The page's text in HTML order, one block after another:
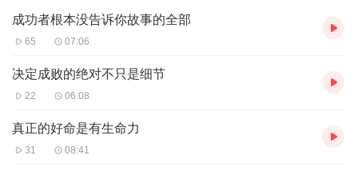
成功者根本没告诉你故事的全部
65 07:06
决定成败的绝对不只是细节
22 06:08
真正的好命是有生命力
31 08:41